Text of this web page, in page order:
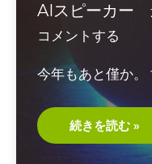
AIスピーカー
コメントする
今年もあと僅か。
AI
ス
ピ
続きを読む »